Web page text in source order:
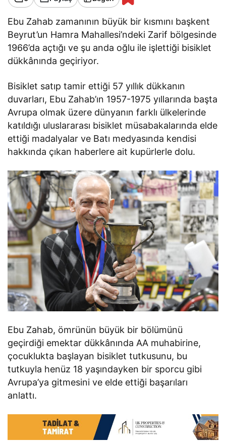
Ebu Zahab zamanının büyük bir kısmını başkent
Beyrut’un Hamra Mahallesi’ndeki Zarif bölgesinde
1966’da açtığı ve şu anda oğlu ile işlettiği bisiklet
dükkânında geçiriyor.
Bisiklet satıp tamir ettiği 57 yıllık dükkanın
duvarları, Ebu Zahab’ın 1957-1975 yıllarında başta
Avrupa olmak üzere dünyanın farklı ülkelerinde
katıldığı uluslararası bisiklet müsabakalarında elde
ettiği madalyalar ve Batı medyasında kendisi
hakkında çıkan haberlere ait kupürlerle dolu.
Ebu Zahab, ömrünün büyük bir bölümünü
geçirdiği emektar dükkânında AA muhabirine,
çocuklukta başlayan bisiklet tutkusunu, bu
tutkuyla henüz 18 yaşındayken bir sporcu gibi
Avrupa’ya gitmesini ve elde ettiği başarıları
anlattı.